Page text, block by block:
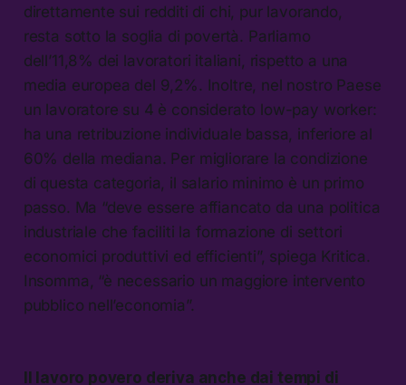
direttamente sui redditi di chi, pur lavorando,
resta sotto la soglia di povertà. Parliamo
dell’11,8% dei lavoratori italiani, rispetto a una
media europea del 9,2%. Inoltre, nel nostro Paese
un lavoratore su 4 è considerato low-pay worker:
ha una retribuzione individuale bassa, inferiore al
60% della mediana. Per migliorare la condizione
di questa categoria, il salario minimo è un primo
passo. Ma “deve essere affiancato da una politica
industriale che faciliti la formazione di settori
economici produttivi ed efficienti”, spiega Kritica.
Insomma, “è necessario un maggiore intervento
pubblico nell’economia”.
Il lavoro povero deriva anche dai tempi di